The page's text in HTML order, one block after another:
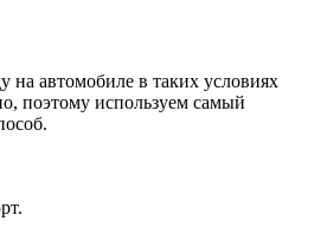
на автомобиле в таких условиях
поэтому используем самый